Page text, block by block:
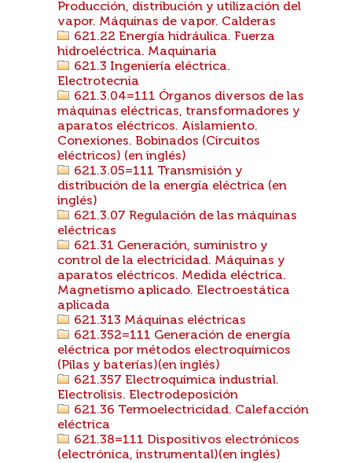
Producción, distribución y utilización del
vapor. Máquinas de vapor. Calderas
621.22 Energía hidráulica. Fuerza
hidroeléctrica. Maquinaria
621.3 Ingeniería eléctrica.
Electrotecnia
621.3.04=111 Órganos diversos de las
máquinas eléctricas, transformadores y
aparatos eléctricos. Aislamiento.
Conexiones. Bobinados (Circuitos
eléctricos) (en inglés)
621.3.05=111 Transmisión y
distribución de la energía eléctrica (en
inglés)
621.3.07 Regulación de las máquinas
eléctricas
621.31 Generación, suministro y
control de la electricidad. Máquinas y
aparatos eléctricos. Medida eléctrica.
Magnetismo aplicado. Electroestática
aplicada
621.313 Máquinas eléctricas
621.352=111 Generación de energía
eléctrica por métodos electroquímicos
(Pilas y baterías)(en inglés)
621.357 Electroquímica industrial.
Electrolisis. Electrodeposición
621.36 Termoelectricidad. Calefacción
eléctrica
621.38=111 Dispositivos electrónicos
(electrónica, instrumental)(en inglés)